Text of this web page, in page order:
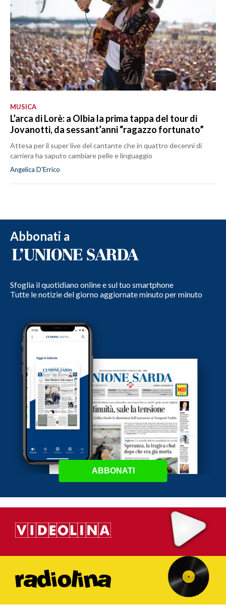
MUSICA
L’arca di Lorè: a Olbia la prima tappa del tour di
Jovanotti, da sessant’anni “ragazzo fortunato”
Attesa per il super live del cantante che in quattro decenni di
carriera ha saputo cambiare pelle e linguaggio
Angelica D'Errico
Abbonati a
Sfoglia il quotidiano online e sul tuo smartphone
Tutte le notizie del giorno aggiornate minuto per minuto
ABBONATI